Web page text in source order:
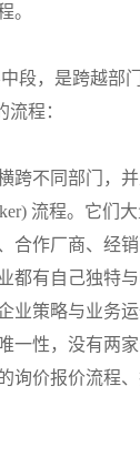
。
段，是跨越部
程：
跨不同部门，
流程。它们
合作厂商、经
都有自己独特
业策略与业务
一性，没有两
询价报价流程